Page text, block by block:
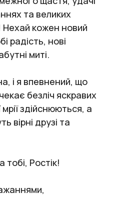
та великих
Нехай кожен новий
радість, нові
миті.
і я впевнений, що
безліч яскравих
здійснюються, а
вірні друзі та
Ростік!